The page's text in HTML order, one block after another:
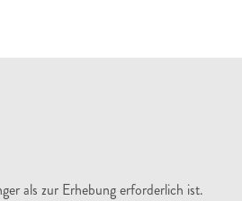
als zur Erhebung erforderlich ist.